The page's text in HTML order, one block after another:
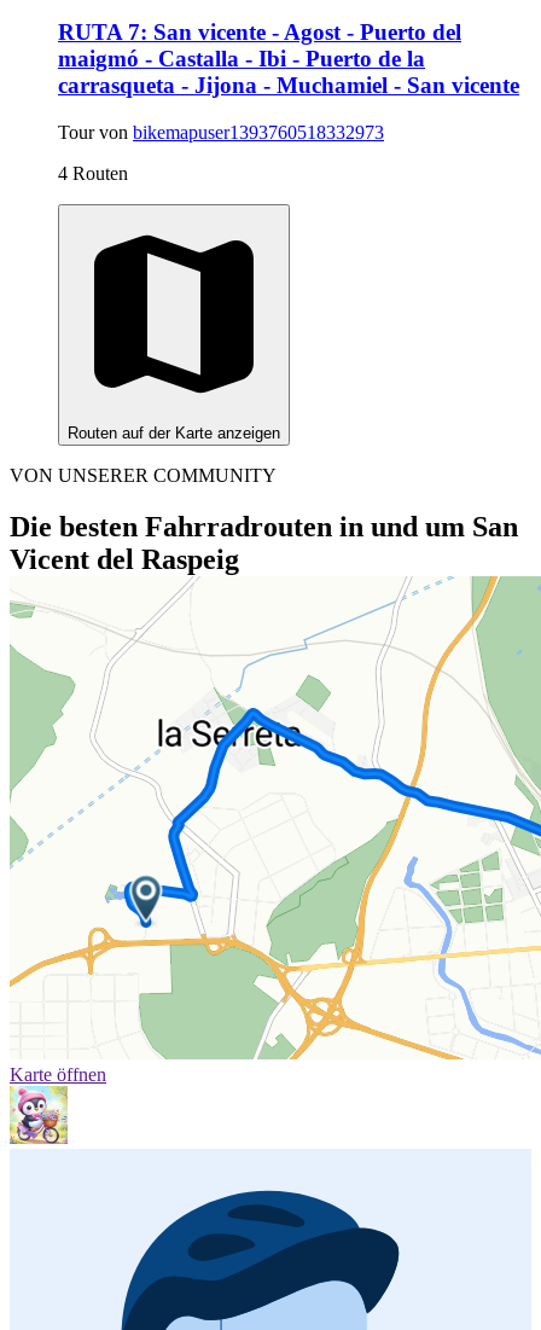
RUTA 7: San vicente - Agost - Puerto del
maigmó - Castalla - Ibi - Puerto de la
carrasqueta - Jijona - Muchamiel - San vicente
Tour von bikemapuser1393760518332973
4 Routen
Routen auf der Karte anzeigen
VON UNSERER COMMUNITY
Die besten Fahrradrouten in und um San
Vicent del Raspeig
Karte öffnen